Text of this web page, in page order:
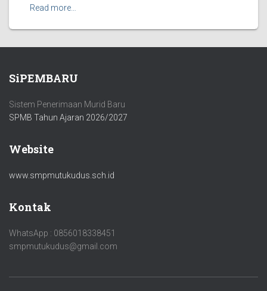
Read more…
SiPEMBARU
Sistem Penerimaan Murid Baru
SPMB Tahun Ajaran 2026/2027
Website
www.smpmutukudus.sch.id
Kontak
WhatsApp : 0856018338451
smpmutukudus@gmail.com